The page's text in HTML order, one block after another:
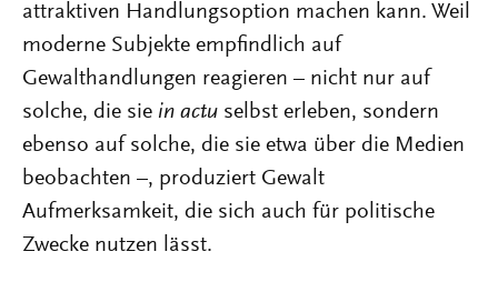
attraktiven Handlungsoption machen kann. Weil
moderne Subjekte empfindlich auf
Gewalthandlungen reagieren – nicht nur auf
solche, die sie in actu selbst erleben, sondern
ebenso auf solche, die sie etwa über die Medien
beobachten –, produziert Gewalt
Aufmerksamkeit, die sich auch für politische
Zwecke nutzen lässt.